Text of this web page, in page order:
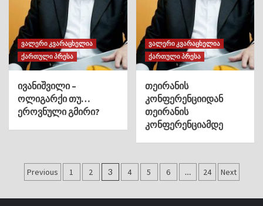
ვალერი კვარაცხელია
ქართული პრესა
ივანიშვილი –
ოლიგარქი თუ…
ეროვნული გმირი?
ვალერი კვარაცხელია
ქართული პრესა
თეირანის
კონფერენციიდან
თეირანის
კონფერენციამდე
ჩანაწერების
Previous 1 2 3 4 5 6 … 24 Next